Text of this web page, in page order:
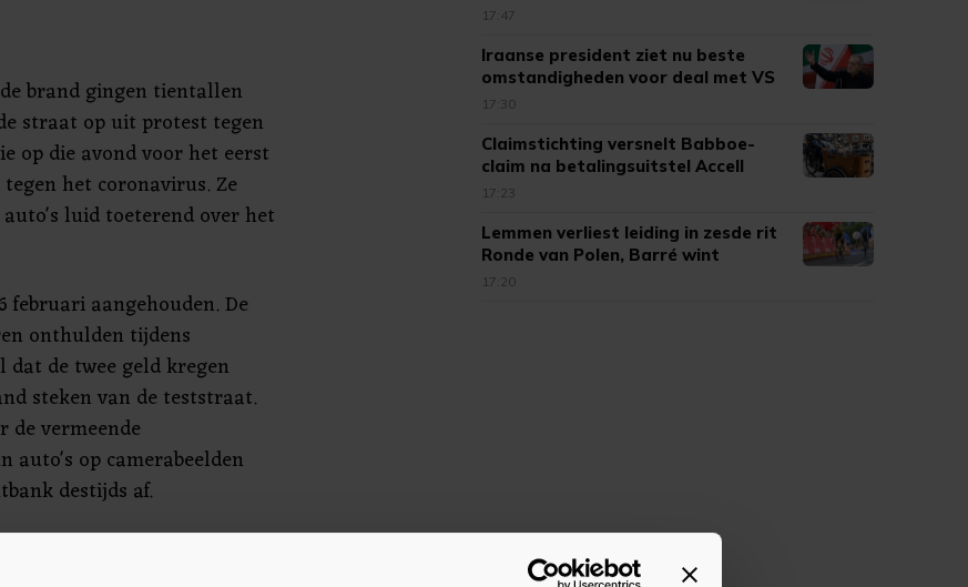
brand gingen tientallen
straat op uit protest tegen
op die avond voor het eerst
het coronavirus. Ze
luid toeterend over het
februari aangehouden. De
onthulden tijdens
de twee geld kregen
steken van de teststraat.
de vermeende
auto's op camerabeelden
destijds af.
17:47
Iraanse president ziet nu beste
omstandigheden voor deal met VS
17:30
Claimstichting versnelt Babboe-
claim na betalingsuitstel Accell
17:23
Lemmen verliest leiding in zesde rit
Ronde van Polen, Barré wint
17:20